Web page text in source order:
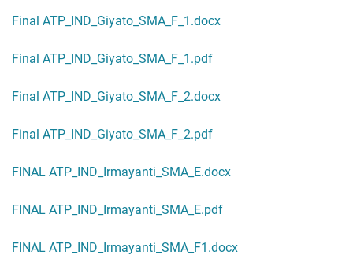
Final ATP_IND_Giyato_SMA_F_1.docx
Final ATP_IND_Giyato_SMA_F_1.pdf
Final ATP_IND_Giyato_SMA_F_2.docx
Final ATP_IND_Giyato_SMA_F_2.pdf
FINAL ATP_IND_Irmayanti_SMA_E.docx
FINAL ATP_IND_Irmayanti_SMA_E.pdf
FINAL ATP_IND_Irmayanti_SMA_F1.docx